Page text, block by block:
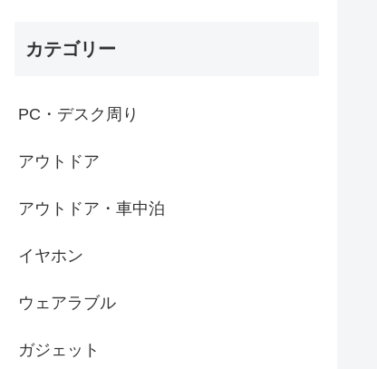
カテゴリー
PC・デスク周り
アウトドア
アウトドア・車中泊
イヤホン
ウェアラブル
ガジェット